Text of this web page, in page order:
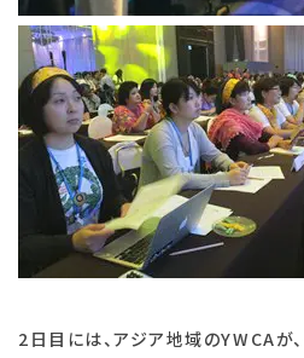
2日目には、アジア地域のYWCAが